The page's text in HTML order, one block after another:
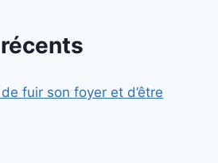
fuir son foyer et d’être